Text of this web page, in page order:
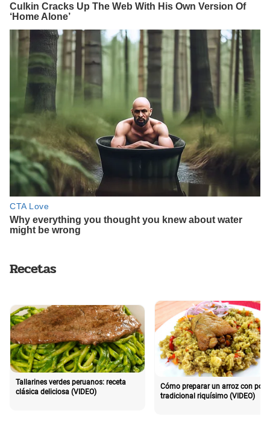
Recetas
Tallarines verdes peruanos: receta
clásica deliciosa (VIDEO)
Cómo preparar un arroz con pollo
tradicional riquísimo (VIDEO)